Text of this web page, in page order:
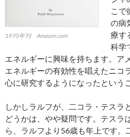
1970年刊 Amazon.com
こで
の病
療す
科学
エネルギーに興味を持ちます。ア
エネルギーの有効性を唱えたニコ
心に研究するようになったという
しかしラルフが、二コラ・テスラ
どうかは、やや疑問です。テスラ
ら、ラルフより56歳も年上です。